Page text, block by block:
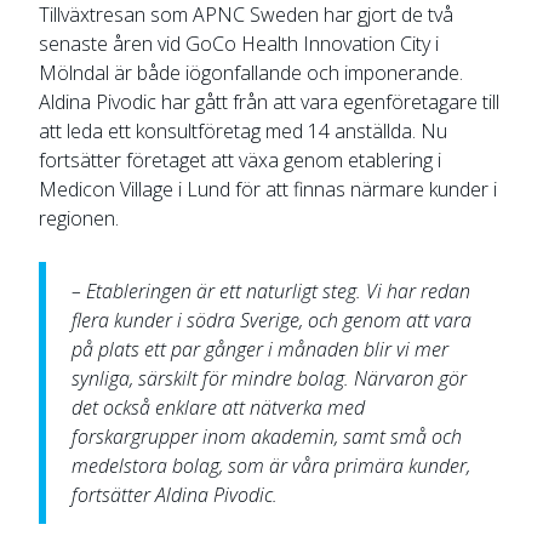
Tillväxtresan som APNC Sweden har gjort de två
senaste åren vid GoCo Health Innovation City i
Mölndal är både iögonfallande och imponerande.
Aldina Pivodic har gått från att vara egenföretagare till
att leda ett konsultföretag med 14 anställda. Nu
fortsätter företaget att växa genom etablering i
Medicon Village i Lund för att finnas närmare kunder i
regionen.
– Etableringen är ett naturligt steg. Vi har redan
flera kunder i södra Sverige, och genom att vara
på plats ett par gånger i månaden blir vi mer
synliga, särskilt för mindre bolag. Närvaron gör
det också enklare att nätverka med
forskargrupper inom akademin, samt små och
medelstora bolag, som är våra primära kunder,
fortsätter Aldina Pivodic.